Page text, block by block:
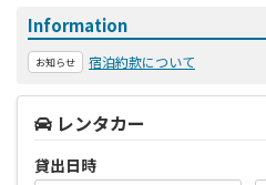
Information
お知らせ 宿泊約款について
レンタカー
貸出日時